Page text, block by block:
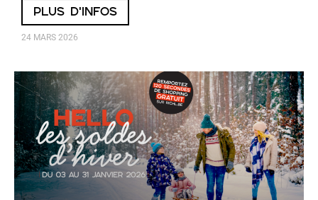
PLUS D'INFOS
24 MARS 2026